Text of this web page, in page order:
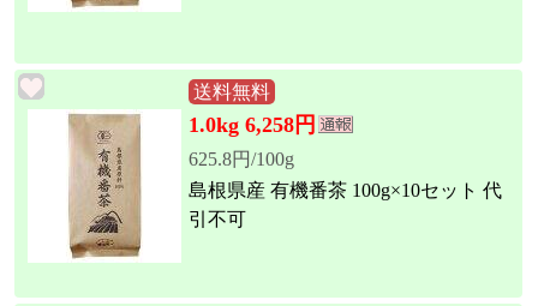
送料無料
1.0kg 6,258円
625.8円/100g
島根県産 有機番茶 100g×10セット 代
引不可